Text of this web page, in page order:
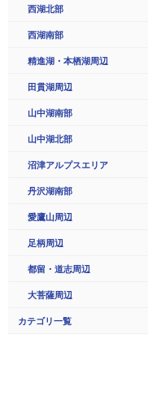
西湖北部
西湖南部
精進湖・本栖湖周辺
田貫湖周辺
山中湖南部
山中湖北部
沼津アルプスエリア
丹沢湖南部
愛鷹山周辺
足柄周辺
都留・道志周辺
大菩薩周辺
カテゴリ一覧